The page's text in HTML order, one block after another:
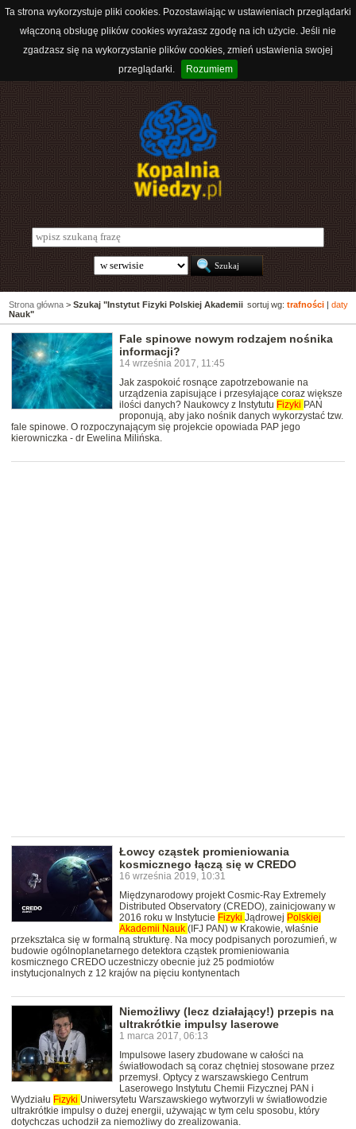
Ta strona wykorzystuje pliki cookies. Pozostawiając w ustawieniach przeglądarki
włączoną obsługę plików cookies wyrażasz zgodę na ich użycie. Jeśli nie
zgadzasz się na wykorzystanie plików cookies, zmień ustawienia swojej
przeglądarki.
Rozumiem
sortuj wg: trafności daty
Strona główna > Szukaj "Instytut Fizyki Polskiej Akademii
Nauk"
Fale spinowe nowym rodzajem nośnika
informacji?
14 września 2017, 11:45
Jak zaspokoić rosnące zapotrzebowanie na
urządzenia zapisujące i przesyłające coraz większe
ilości danych? Naukowcy z Instytutu Fizyki PAN
proponują, aby jako nośnik danych wykorzystać tzw.
fale spinowe. O rozpoczynającym się projekcie opowiada PAP jego
kierowniczka - dr Ewelina Milińska.
Łowcy cząstek promieniowania
kosmicznego łączą się w CREDO
16 września 2019, 10:31
Międzynarodowy projekt Cosmic-Ray Extremely
Distributed Observatory (CREDO), zainicjowany w
2016 roku w Instytucie Fizyki Jądrowej Polskiej
Akademii Nauk (IFJ PAN) w Krakowie, właśnie
przekształca się w formalną strukturę. Na mocy podpisanych porozumień, w
budowie ogólnoplanetarnego detektora cząstek promieniowania
kosmicznego CREDO uczestniczy obecnie już 25 podmiotów
instytucjonalnych z 12 krajów na pięciu kontynentach
Niemożliwy (lecz działający!) przepis na
ultrakrótkie impulsy laserowe
1 marca 2017, 06:13
Impulsowe lasery zbudowane w całości na
światłowodach są coraz chętniej stosowane przez
przemysł. Optycy z warszawskiego Centrum
Laserowego Instytutu Chemii Fizycznej PAN i
Wydziału Fizyki Uniwersytetu Warszawskiego wytworzyli w światłowodzie
ultrakrótkie impulsy o dużej energii, używając w tym celu sposobu, który
dotychczas uchodził za niemożliwy do zrealizowania.